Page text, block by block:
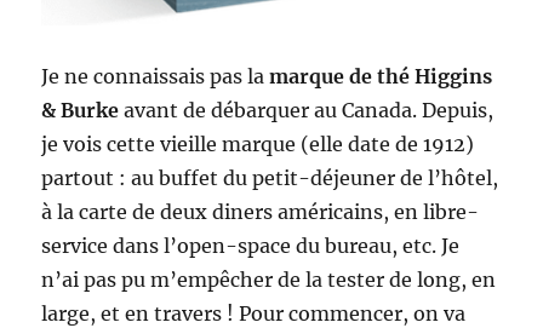
Je ne connaissais pas lamarque de thé Higgins
& Burke avant de débarquer au Canada. Depuis,
je vois cette vieille marque (elle date de 1912)
partout : au buffet du petit-déjeuner de l’hôtel,
à la carte de deux diners américains, en libre-
service dans l’open-space du bureau, etc. Je
n’ai pas pu m’empêcher de la tester de long, en
large, et en travers ! Pour commencer, on va